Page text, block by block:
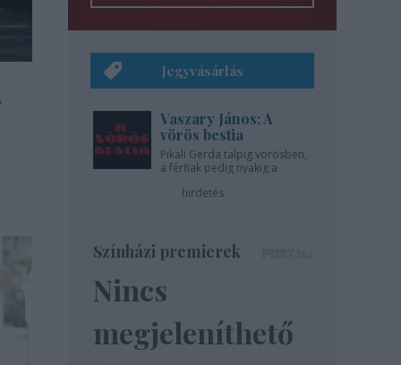
Jegyvásárlás
Vaszary János: A
vörös bestia
Pikali Gerda talpig vörösben,
a férfiak pedig nyakig a
hirdetés
Színházi premierek
Nincs
megjeleníthető